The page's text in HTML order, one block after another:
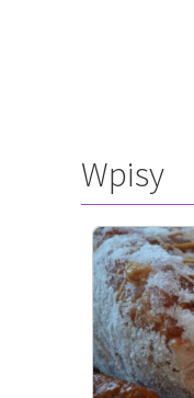
Wpisy